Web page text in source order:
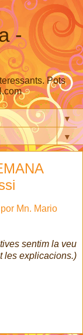
-
Pots
▼
▼
Mn. Mario
sentim la veu
les explicacions.)